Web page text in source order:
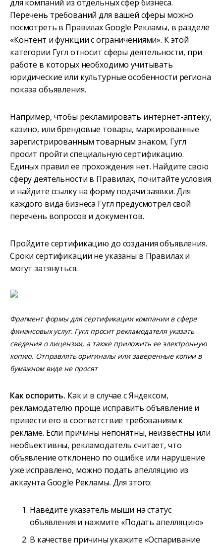
для компаний из отдельных сфер бизнеса.
Перечень требований для вашей сферы можно
посмотреть в Правилах Google Рекламы, в разделе
«Контент и функции с ограничениями». К этой
категории Гугл относит сферы деятельности, при
работе в которых необходимо учитывать
юридические или культурные особенности региона
показа объявления.
Например, чтобы рекламировать интернет-аптеку,
казино, или брендовые товары, маркированные
зарегистрированным товарным знаком, Гугл
просит пройти специальную сертификацию.
Единых правил ее прохождения нет. Найдите свою
сферу деятельности в Правилах, почитайте условия
и найдите ссылку на форму подачи заявки. Для
каждого вида бизнеса Гугл предусмотрел свой
перечень вопросов и документов.
Пройдите сертификацию до создания объявления.
Сроки сертификации не указаны в Правилах и
могут затянуться.
Фрагмент формы для сертификации компании в сфере
финансовых услуг. Гугл просит рекламодателя указать
сведения о лицензии, а также приложить ее электронную
копию. Отправлять оригиналы или заверенные копии в
бумажном виде не просят
Как оспорить. Как и в случае с Яндексом,
рекламодателю проще исправить объявление и
привести его в соответствие требованиям к
рекламе. Если причины непонятны, неизвестны или
необъективны, рекламодатель считает, что
объявление отклонено по ошибке или нарушение
уже исправлено, можно подать апелляцию из
аккаунта Google Рекламы. Для этого:
Наведите указатель мыши на статус
объявления и нажмите «Подать апелляцию»
В качестве причины укажите «Оспаривание